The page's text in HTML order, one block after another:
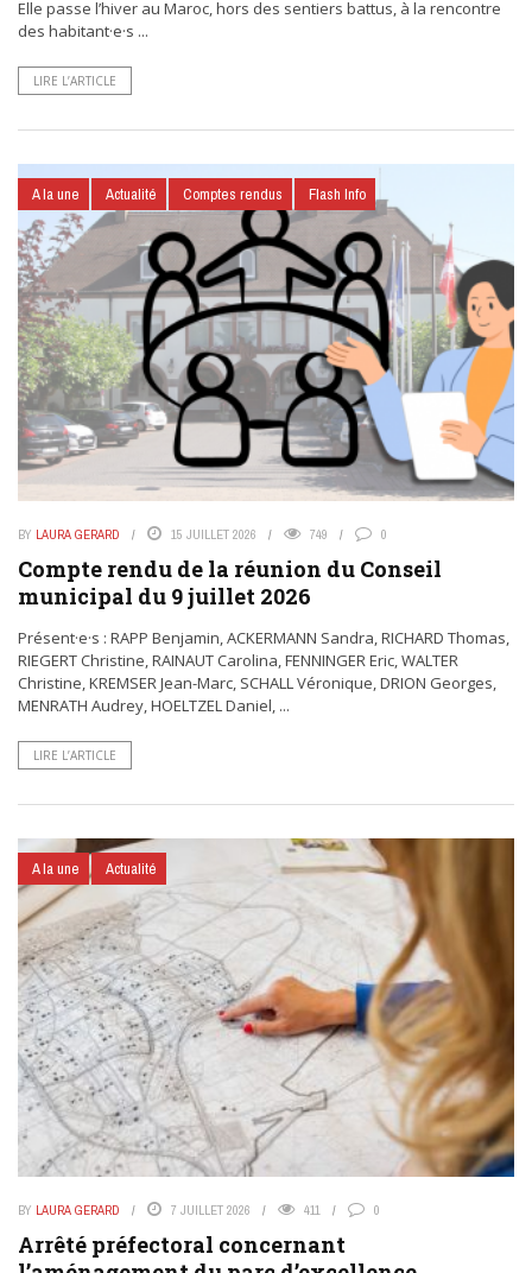
Elle passe l’hiver au Maroc, hors des sentiers battus, à la rencontre
des habitant·e·s ...
LIRE L’ARTICLE
A la une Actualité Comptes rendus Flash Info
BY LAURA GERARD 15 JUILLET 2026 749 0
Compte rendu de la réunion du Conseil
municipal du 9 juillet 2026
Présent·e·s : RAPP Benjamin, ACKERMANN Sandra, RICHARD Thomas,
RIEGERT Christine, RAINAUT Carolina, FENNINGER Eric, WALTER
Christine, KREMSER Jean-Marc, SCHALL Véronique, DRION Georges,
MENRATH Audrey, HOELTZEL Daniel, ...
LIRE L’ARTICLE
A la une Actualité
BY LAURA GERARD 7 JUILLET 2026 411 0
Arrêté préfectoral concernant